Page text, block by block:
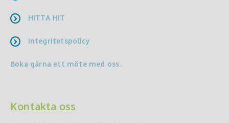
HITTA HIT
Integritetspolicy
Boka gärna ett möte med oss.
Kontakta oss